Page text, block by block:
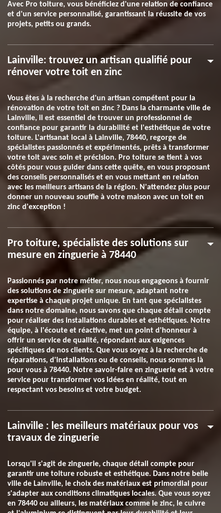
Avec Pro toiture, vous bénéficiez d'une relation de confiance
et d'un service personnalisé, garantissant la réussite de vos
projets, petits ou grands.
Lainville: trouvez un artisan qualifié pour
rénover votre toit en zinc
Vous êtes à la recherche d'un artisan compétent pour la
rénovation de votre toit en zinc ? Dans la charmante ville de
Lainville, il est essentiel de trouver un professionnel de
confiance pour garantir la durabilité et l'esthétique de votre
toiture. L'artisanat local à Lainville, 78440, regorge de
spécialistes passionnés et expérimentés, prêts à transformer
votre toit avec soin et précision. Pro toiture se tient à vos
côtés pour vous guider dans cette quête, en vous proposant
des conseils personnalisés et en vous mettant en relation
avec les meilleurs artisans de la région. N'attendez plus pour
donner un nouveau souffle à votre maison avec un toit en
zinc d'exception !
Pro toiture, spécialiste des solutions sur
mesure en zinguerie à 78440
Passionnés par notre métier, nous nous engageons à fournir
des solutions de zinguerie sur mesure, adaptant notre
expertise à chaque projet unique. En tant que spécialistes
dans notre domaine, nous savons que chaque détail compte
pour réaliser des installations durables et esthétiques. Notre
équipe, à l'écoute et réactive, met un point d'honneur à
offrir un service de qualité, répondant aux exigences
spécifiques de nos clients. Que vous soyez à la recherche de
réparations, d'installations ou de conseils, nous sommes là
pour vous à 78440. Notre savoir-faire en zinguerie est à votre
service pour transformer vos idées en réalité, tout en
respectant vos besoins et votre budget.
Lainville : les meilleurs matériaux pour vos
travaux de zinguerie
Lorsqu'il s'agit de zinguerie, chaque détail compte pour
garantir une toiture robuste et esthétique. Dans notre belle
ville de Lainville, le choix des matériaux est primordial pour
s'adapter aux conditions climatiques locales. Que vous soyez
en 78440 ou ailleurs, les matériaux comme le zinc, le cuivre